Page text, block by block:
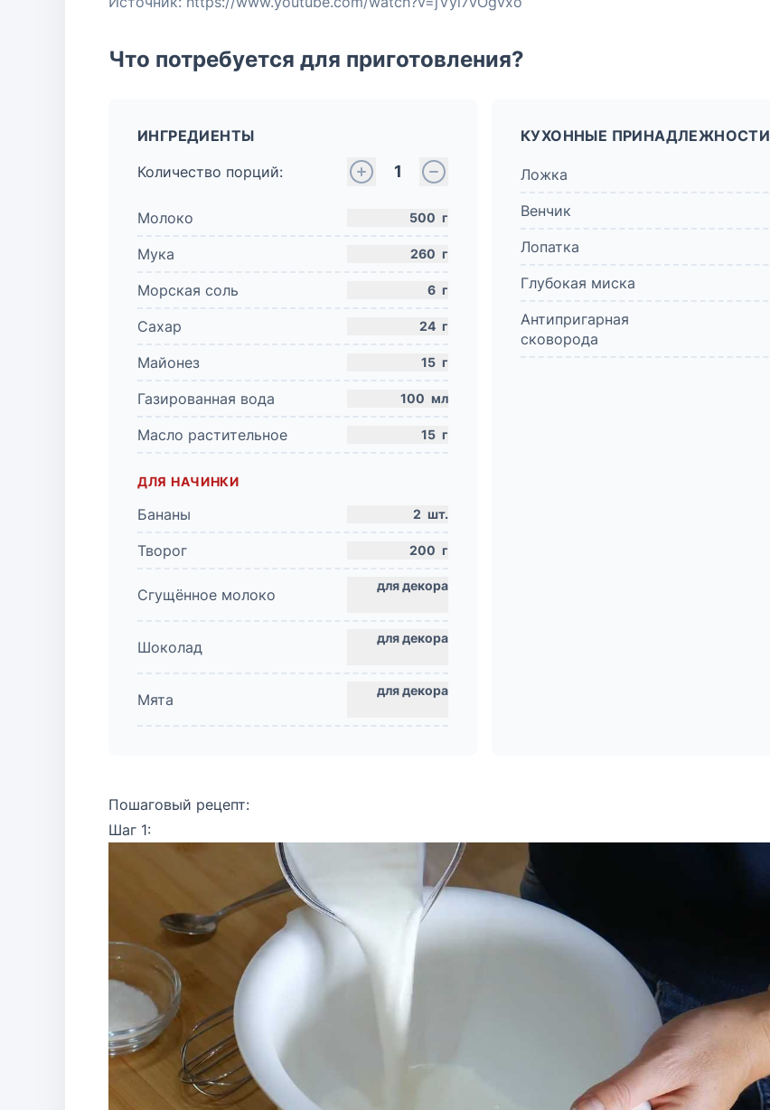
Что потребуется для приготовления?
ИНГРЕДИЕНТЫ
Количество порций:
1
Молоко 500 г
Мука 260 г
Морская соль 6 г
Сахар 24 г
Майонез 15 г
Газированная вода 100 мл
Масло растительное 15 г
ДЛЯ НАЧИНКИ
Бананы 2 шт.
Творог 200 г
Сгущённое молоко
Шоколад
Мята
КУХОННЫЕ ПРИНАДЛЕЖНОСТИ
Ложка
Венчик
Лопатка
Глубокая миска
Антипригарная
сковорода
Пошаговый рецепт:
Шаг 1: